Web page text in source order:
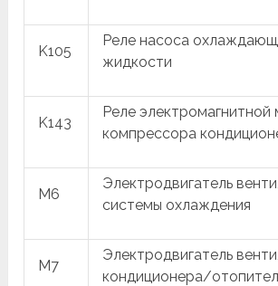
K105
Реле насоса
жидкости
K143
Реле электромагнитной
компрессора
M6
Электродвигатель
системы охлаждения
M7
Электродвигатель
кондиционера/